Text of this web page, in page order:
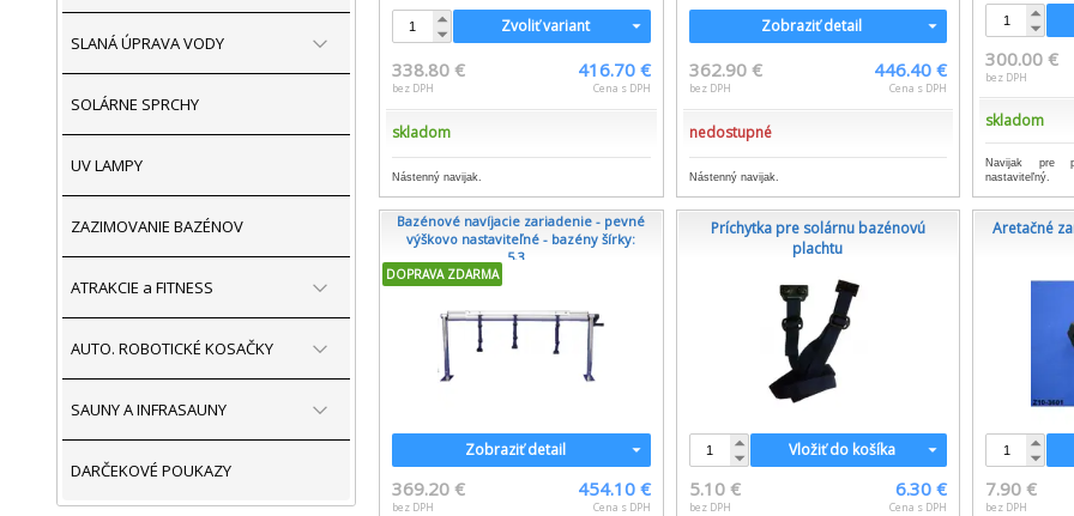
SLANÁ ÚPRAVA VODY
SOLÁRNE SPRCHY
UV LAMPY
ZAZIMOVANIE BAZÉNOV
ATRAKCIE a FITNESS
AUTO. ROBOTICKÉ KOSAČKY
SAUNY A INFRASAUNY
DARČEKOVÉ POUKAZY
Zvoliť variant
338.80 €
bez DPH
416.70 €
Cena s DPH
skladom
Nástenný navijak.
Zobraziť detail
362.90 €
bez DPH
446.40 €
Cena s DPH
nedostupné
Nástenný navijak.
300.00 €
bez DPH
skladom
Navijak pre
nastaviteľný.
Bazénové navíjacie zariadenie - pevné
výškovo nastaviteľné - bazény šírky:
5,3...
DOPRAVA ZDARMA
Zobraziť detail
369.20 €
bez DPH
454.10 €
Cena s DPH
Príchytka pre solárnu bazénovú
plachtu
Vložiť do košíka
5.10 €
bez DPH
6.30 €
Cena s DPH
Aretačné
7.90 €
bez DPH